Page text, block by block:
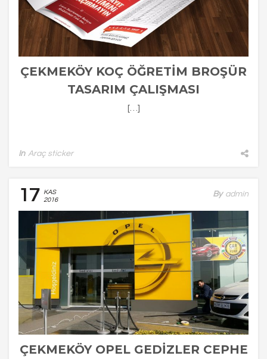
ÇEKMEKÖY KOÇ ÖĞRETİM BROŞÜR
TASARIM ÇALIŞMASI
[…]
In Araç sticker
17
KAS
2016
By Admin
ÇEKMEKÖY OPEL GEDIZLER CEPHE